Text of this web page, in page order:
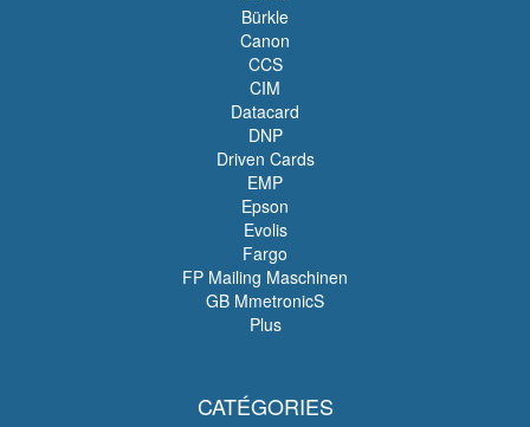
Bürkle
Canon
CCS
CIM
Datacard
DNP
Driven Cards
EMP
Epson
Evolis
Fargo
FP Mailing Maschinen
GB MmetronicS
Plus
CATÉGORIES